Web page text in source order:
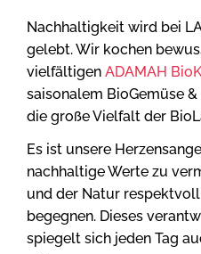
Nachhaltigkeit wird bei
gelebt. Wir kochen
vielfältigen ADAMAH
saisonalem BioGemüse
die große Vielfalt der
Es ist unsere
nachhaltige Werte zu
und der Natur
begegnen. Dieses
spiegelt sich jeden Tag